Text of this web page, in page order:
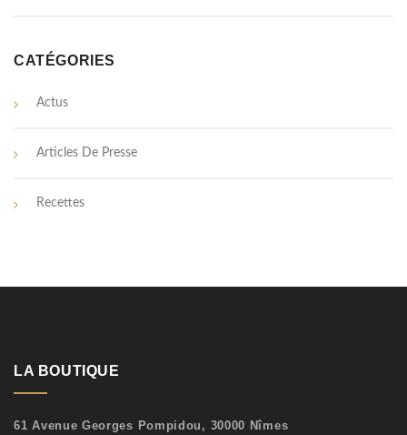
CATÉGORIES
Actus
Articles De Presse
Recettes
LA BOUTIQUE
61 Avenue Georges Pompidou, 30000 Nîmes